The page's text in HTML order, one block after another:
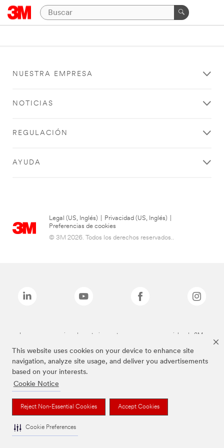
This website uses cookies on your device to enhance site
navigation, analyze site usage, and deliver you advertisements
based on your interests.
Cookie Notice
Reject Non-Essential Cookies Accept Cookies
Cookie Preferences
NUESTRA EMPRESA
NOTICIAS
REGULACIÓN
AYUDA
Legal (US, Inglés) Privacidad (US, Inglés)
Preferencias de cookies
© 3M 2026. Todos los derechos reservados..
Las marcas mencionadas anteriormente son marcas comerciales de 3M.